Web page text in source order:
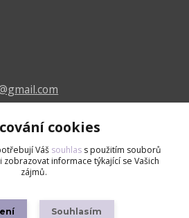
cookies
Váš souhlas s použitím souborů
zobrazovat informace týkající se Vašich
zájmů.
Souhlasím